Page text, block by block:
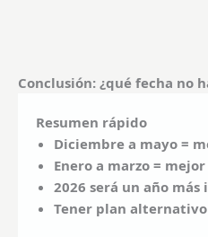
Conclusión: ¿qué fecha no
Resumen rápido
Diciembre a mayo =
Enero a marzo =
2026 será un año
Tener plan